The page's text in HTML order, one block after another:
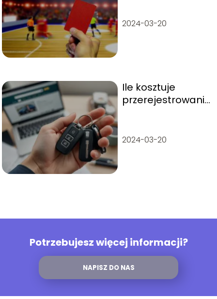
2024-03-20
Ile kosztuje
przerejestrowanie
Sprawdź!
2024-03-20
Potrzebujesz więcej informacji?
NAPISZ DO NAS